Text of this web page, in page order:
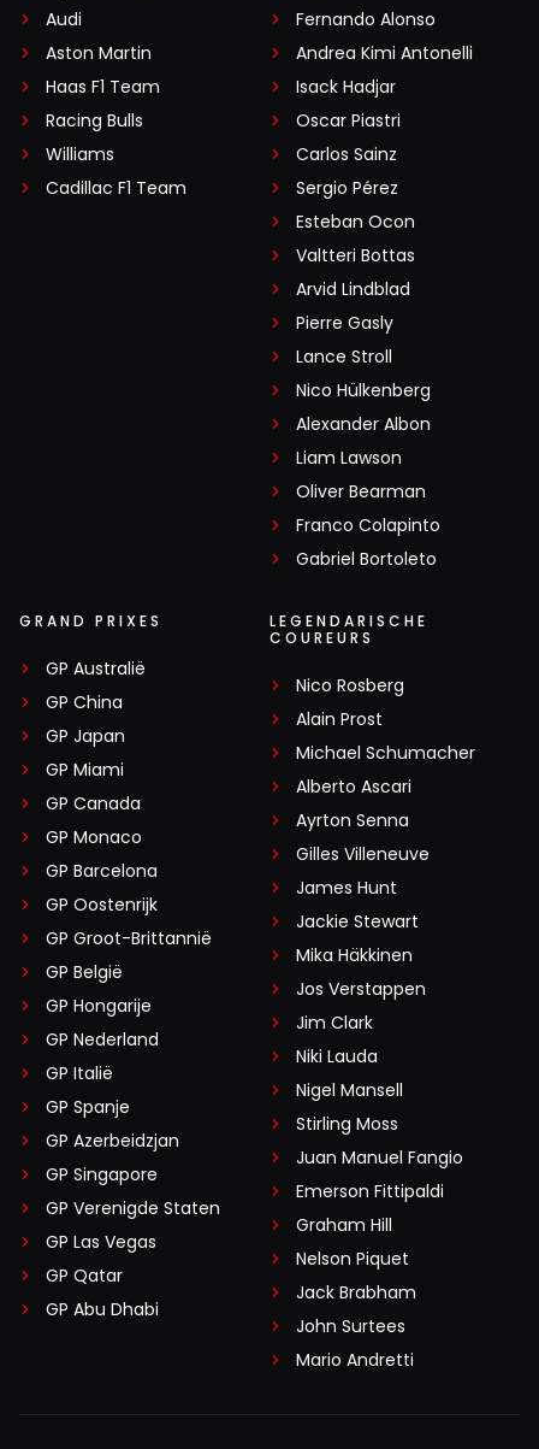
Audi
Aston Martin
Haas F1 Team
Racing Bulls
Williams
Cadillac F1 Team
Fernando Alonso
Andrea Kimi Antonelli
Isack Hadjar
Oscar Piastri
Carlos Sainz
Sergio Pérez
Esteban Ocon
Valtteri Bottas
Arvid Lindblad
Pierre Gasly
Lance Stroll
Nico Hülkenberg
Alexander Albon
Liam Lawson
Oliver Bearman
Franco Colapinto
Gabriel Bortoleto
GRAND PRIXES
GP Australië
GP China
GP Japan
GP Miami
GP Canada
GP Monaco
GP Barcelona
GP Oostenrijk
GP Groot-Brittannië
GP België
GP Hongarije
GP Nederland
GP Italië
GP Spanje
GP Azerbeidzjan
GP Singapore
GP Verenigde Staten
GP Las Vegas
GP Qatar
GP Abu Dhabi
LEGENDARISCHE
COUREURS
Nico Rosberg
Alain Prost
Michael Schumacher
Alberto Ascari
Ayrton Senna
Gilles Villeneuve
James Hunt
Jackie Stewart
Mika Häkkinen
Jos Verstappen
Jim Clark
Niki Lauda
Nigel Mansell
Stirling Moss
Juan Manuel Fangio
Emerson Fittipaldi
Graham Hill
Nelson Piquet
Jack Brabham
John Surtees
Mario Andretti